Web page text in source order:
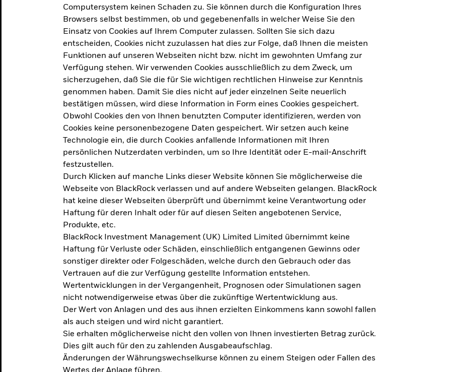
das am
verfolgt das
demografische und
Vorschläge, um das
Den Bericht für Deutschland herunterladen
Den Bericht für Europa herunterladen
Computersystem keinen Schaden zu. Sie können durch die Konfiguration Ihres
Browsers selbst bestimmen, ob und gegebenenfalls in welcher Weise Sie den
Einsatz von Cookies auf Ihrem Computer zulassen. Sollten Sie sich dazu
entscheiden, Cookies nicht zuzulassen hat dies zur Folge, daß Ihnen die meisten
Funktionen auf unseren Webseiten nicht bzw. nicht im gewohnten Umfang zur
Verfügung stehen. Wir verwenden Cookies ausschließlich zu dem Zweck, um
sicherzugehen, daß Sie die für Sie wichtigen rechtlichen Hinweise zur Kenntnis
genommen haben. Damit Sie dies nicht auf jeder einzelnen Seite neuerlich
bestätigen müssen, wird diese Information in Form eines Cookies gespeichert.
Obwohl Cookies den von Ihnen benutzten Computer identifizieren, werden von
Cookies keine personenbezogene Daten gespeichert. Wir setzen auch keine
Technologie ein, die durch Cookies anfallende Informationen mit Ihren
persönlichen Nutzerdaten verbinden, um so Ihre Identität oder E-mail-Anschrift
festzustellen.
Durch Klicken auf manche Links dieser Website können Sie möglicherweise die
Webseite von BlackRock verlassen und auf andere Webseiten gelangen. BlackRock
hat keine dieser Webseiten überprüft und übernimmt keine Verantwortung oder
Haftung für deren Inhalt oder für auf diesen Seiten angebotenen Service,
Produkte, etc.
BlackRock Investment Management (UK) Limited Limited übernimmt keine
Haftung für Verluste oder Schäden, einschließlich entgangenen Gewinns oder
sonstiger direkter oder Folgeschäden, welche durch den Gebrauch oder das
Vertrauen auf die zur Verfügung gestellte Information entstehen.
Wertentwicklungen in der Vergangenheit, Prognosen oder Simulationen sagen
nicht notwendigerweise etwas über die zukünftige Wertentwicklung aus.
Der Wert von Anlagen und des aus ihnen erzielten Einkommens kann sowohl fallen
als auch steigen und wird nicht garantiert.
Sie erhalten möglicherweise nicht den vollen von Ihnen investierten Betrag zurück.
Dies gilt auch für den zu zahlenden Ausgabeaufschlag.
Änderungen der Währungswechselkurse können zu einem Steigen oder Fallen des